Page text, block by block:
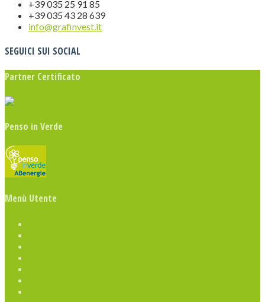
+39 035 25 91 85
+39 035 43 28 639
info@grafinvest.it
SEGUICI SUI SOCIAL
Partner Certificato
Penso in Verde
Menù Utente